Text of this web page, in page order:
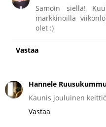
Samoin siellä!
markkinoilla
olet :)
Vastaa
Hannele
Kaunis jouluinen
Vastaa